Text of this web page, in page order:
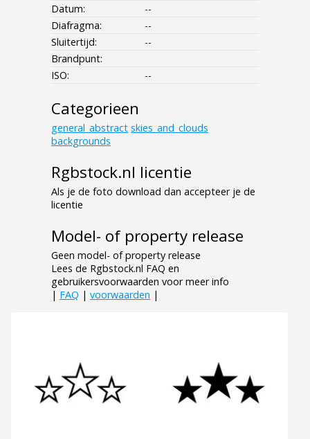
Datum:
--
Diafragma:
--
Sluitertijd:
--
Brandpunt:
ISO:
--
Categorieen
general_abstract skies_and_clouds
backgrounds
Rgbstock.nl licentie
Als je de foto download dan accepteer je de
licentie
Model- of property release
Geen model- of property release
Lees de Rgbstock.nl FAQ en
gebruikersvoorwaarden voor meer info
| FAQ | voorwaarden |